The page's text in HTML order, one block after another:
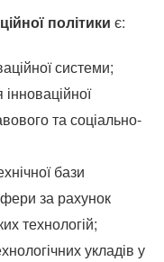
політики є:
системи;
та соціально-
бази
за рахунок
технологій;
укладів у